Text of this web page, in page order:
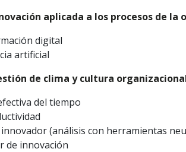
aplicada a los procesos de la
digital
artificial
de clima y cultura
del tiempo
(análisis con herramientas
de innovación